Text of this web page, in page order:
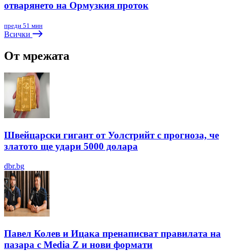
отварянето на Ормузкия проток
преди 51 мин
Всички
От мрежата
Швейцарски гигант от Уолстрийт с прогноза, че
златото ще удари 5000 долара
dbr.bg
Павел Колев и Ицака пренаписват правилата на
пазара с Media Z и нови формати